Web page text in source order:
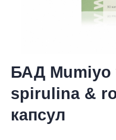
БАД Mumiyo
spirulina &
капсул